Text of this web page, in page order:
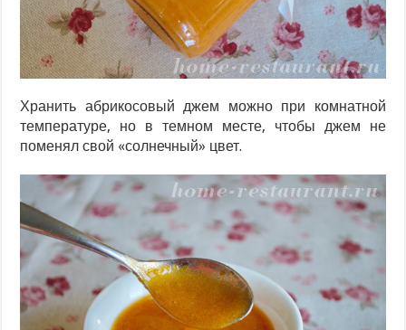
Хранить абрикосовый джем можно при комнатной
температуре, но в темном месте, чтобы джем не
поменял свой «солнечный» цвет.